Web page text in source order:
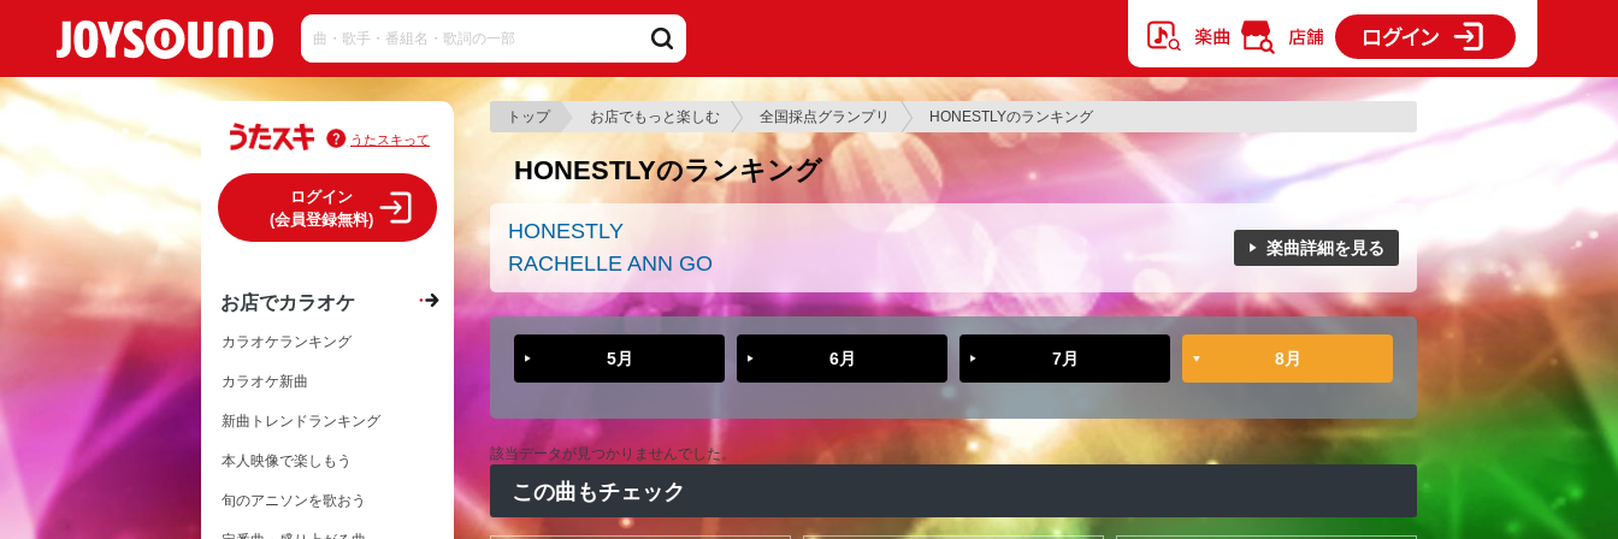
トップ お店でもっと楽しむ 全国採点グランプリ HONESTLYのランキング
HONESTLYのランキング
HONESTLY
RACHELLE ANN GO
楽曲詳細を見る
5月 6月 7月 8月
該当データが見つかりませんでした。
この曲もチェック
うたスキって
ログイン
(会員登録無料)
お店でカラオケ
カラオケランキング
カラオケ新曲
新曲トレンドランキング
本人映像で楽しもう
旬のアニソンを歌おう